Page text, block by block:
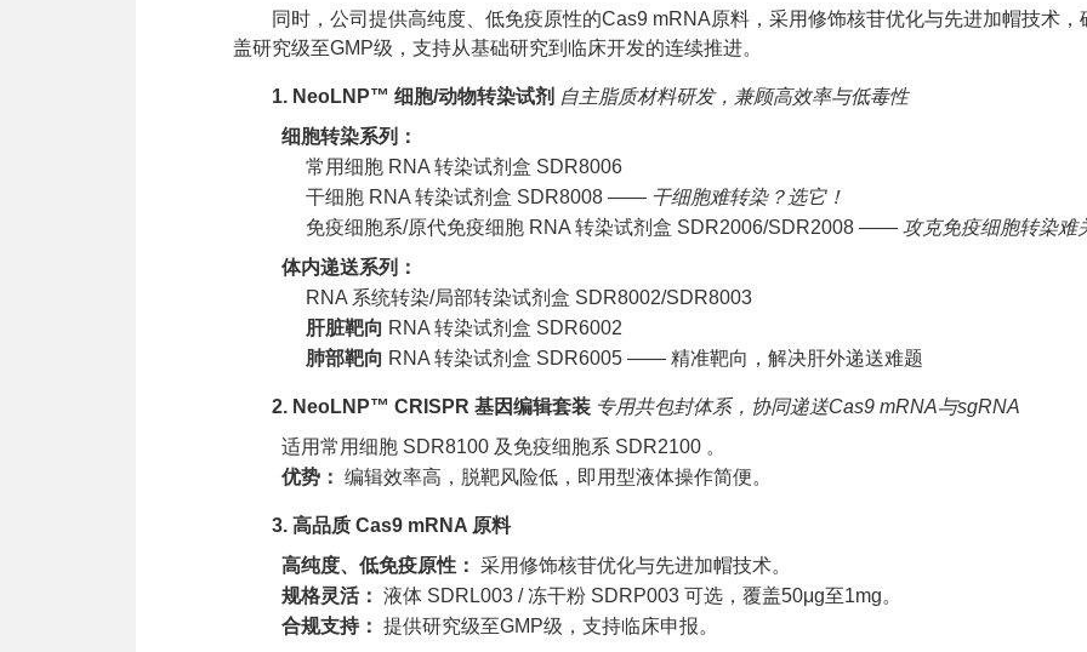
同时，公司提供高纯度、低免疫原性的Cas9 mRNA原料，采用修饰核苷优化与先进加帽技术
盖研究级至GMP级，支持从基础研究到临床开发的连续推进。
1. NeoLNP™ 细胞/动物转染试剂 自主脂质材料研发，兼顾高效率与低毒性
细胞转染系列：
常用细胞 RNA 转染试剂盒 SDR8006
干细胞 RNA 转染试剂盒 SDR8008 —— 干细胞难转染？选它！
免疫细胞系/原代免疫细胞 RNA 转染试剂盒 SDR2006/SDR2008 —— 攻克免疫细胞转染难
体内递送系列：
RNA 系统转染/局部转染试剂盒 SDR8002/SDR8003
肝脏靶向 RNA 转染试剂盒 SDR6002
肺部靶向 RNA 转染试剂盒 SDR6005 —— 精准靶向，解决肝外递送难题
2. NeoLNP™ CRISPR 基因编辑套装 专用共包封体系，协同递送Cas9 mRNA与sgRNA
适用常用细胞 SDR8100 及免疫细胞系 SDR2100 。
优势： 编辑效率高，脱靶风险低，即用型液体操作简便。
3. 高品质 Cas9 mRNA 原料
高纯度、低免疫原性： 采用修饰核苷优化与先进加帽技术。
规格灵活： 液体 SDRL003 / 冻干粉 SDRP003 可选，覆盖50μg至1mg。
合规支持： 提供研究级至GMP级，支持临床申报。